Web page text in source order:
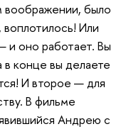
воображении, было
Или
и оно работает. Вы
в конце вы делаете
И второе — для
В фильме
Андрею с